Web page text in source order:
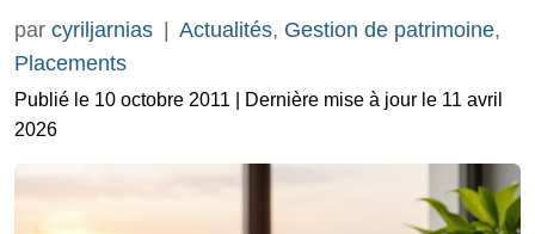
par cyriljarnias Actualités, Gestion de patrimoine,
Placements
Publié le 10 octobre 2011 | Dernière mise à jour le 11 avril
2026